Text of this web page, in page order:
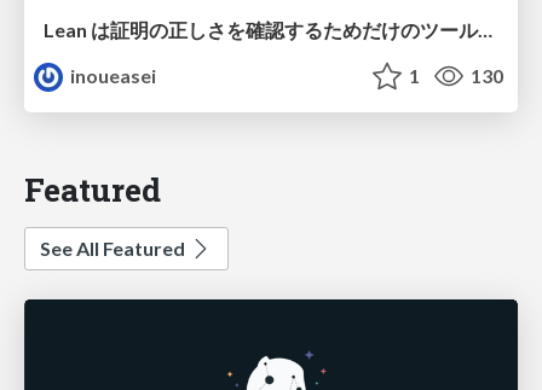
Lean は証明の正しさを確認するためだけのツールって思ってませんか？
inoueasei
1 130
Featured
See All Featured